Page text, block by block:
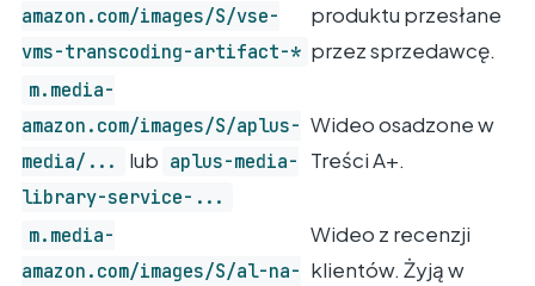
amazon.com/images/S/vse-
vms-transcoding-artifact-*
produktu przesłane
przez sprzedawcę.
m.media-
amazon.com/images/S/aplus-
media/...
lub aplus-media-
library-service-...
Wideo osadzone w
Treści A+.
m.media-
amazon.com/images/S/al-na-
Wideo z recenzji
klientów. Żyją w